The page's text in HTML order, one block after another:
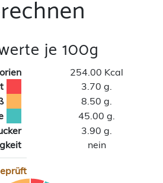
je 100g
254.00 Kcal
3.70 g.
8.50 g.
45.00 g.
3.90 g.
nein